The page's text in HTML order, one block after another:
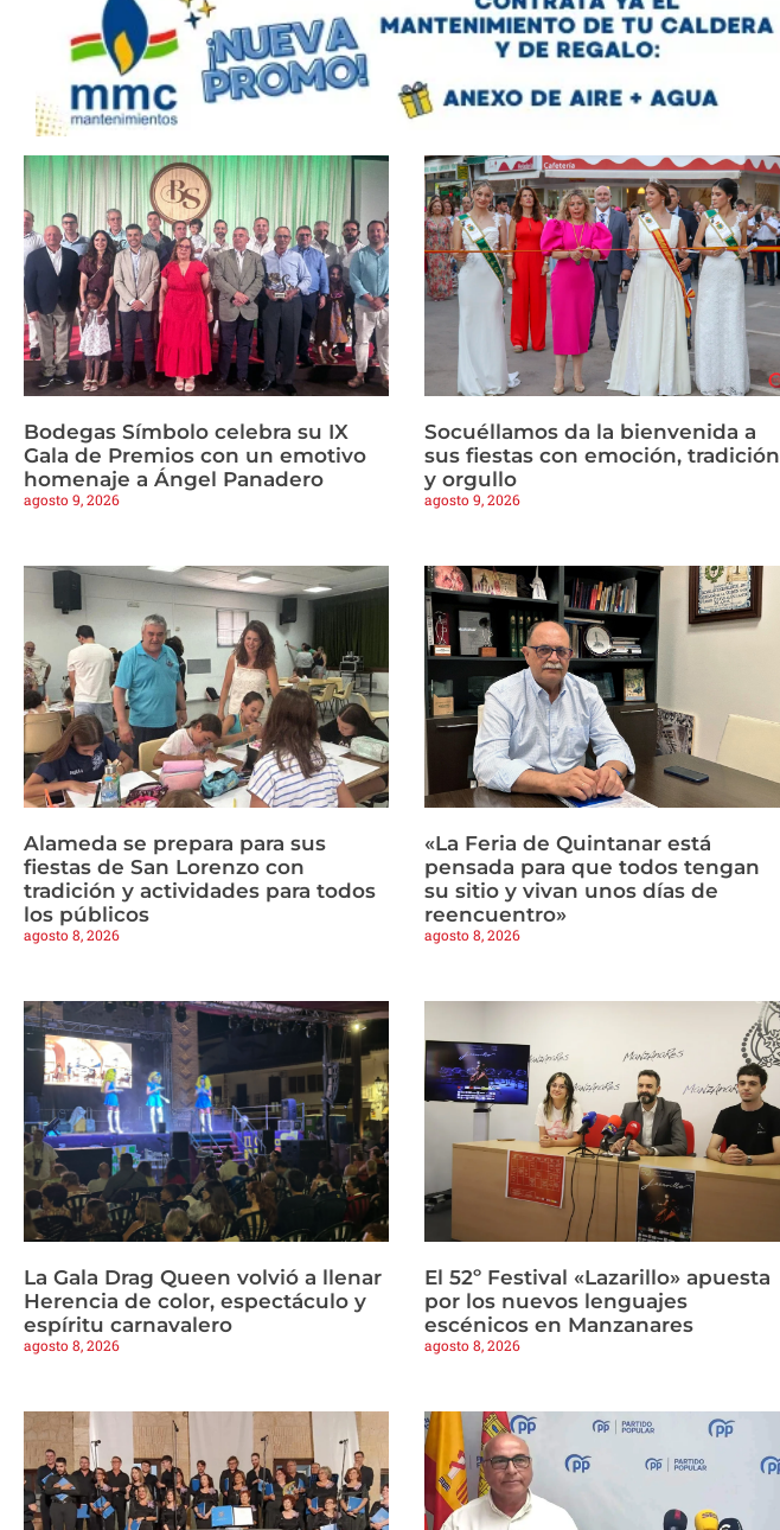
Bodegas Símbolo celebra su IX
Gala de Premios con un emotivo
homenaje a Ángel Panadero
agosto 9, 2026
Socuéllamos da la bienvenida a
sus fiestas con emoción, tradición
y orgullo
agosto 9, 2026
Alameda se prepara para sus
fiestas de San Lorenzo con
tradición y actividades para todos
los públicos
agosto 8, 2026
«La Feria de Quintanar está
pensada para que todos tengan
su sitio y vivan unos días de
reencuentro»
agosto 8, 2026
La Gala Drag Queen volvió a llenar
Herencia de color, espectáculo y
espíritu carnavalero
agosto 8, 2026
El 52º Festival «Lazarillo» apuesta
por los nuevos lenguajes
escénicos en Manzanares
agosto 8, 2026